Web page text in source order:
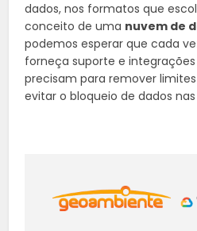
dados, nos formatos que
conceito de uma nuvem de
podemos esperar que cada
forneça suporte e
precisam para remover
evitar o bloqueio de dados